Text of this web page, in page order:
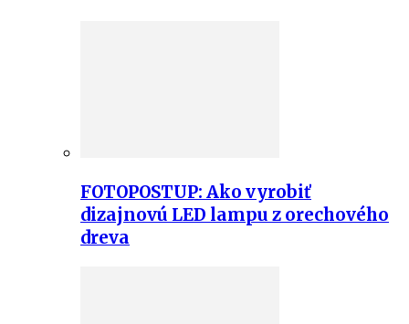
FOTOPOSTUP: Ako vyrobiť
dizajnovú LED lampu z orechového
dreva